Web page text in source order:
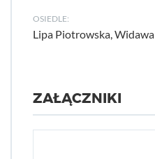
OSIEDLE:
Lipa Piotrowska, Widawa
ZAŁĄCZNIKI